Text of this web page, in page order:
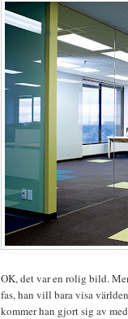
OK, det var en rolig bild.
fas, han vill bara visa
kommer han gjort sig av